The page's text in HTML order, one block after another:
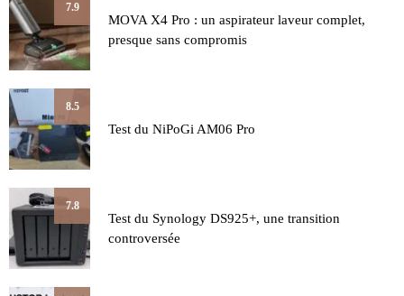
7.9
MOVA X4 Pro : un aspirateur laveur complet,
presque sans compromis
8.5
Test du NiPoGi AM06 Pro
7.8
Test du Synology DS925+, une transition
controversée